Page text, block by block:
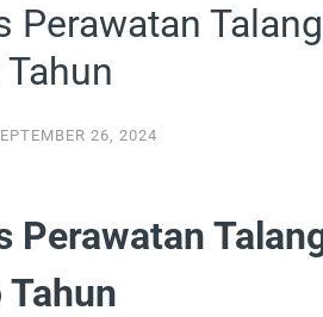
Perawatan
26, 2024
Perawatan
Tahun